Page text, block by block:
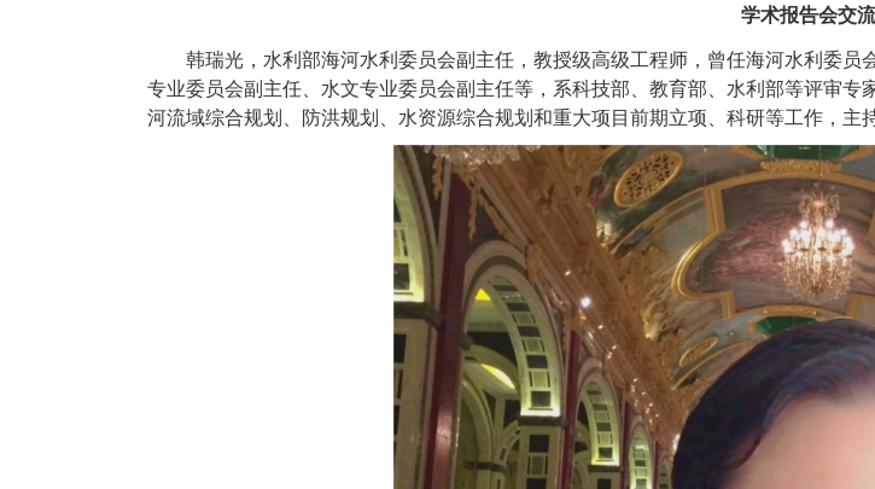
学术报告会交
韩瑞光，水利部海河水利委员会副主任，教授级高级工程师，曾任海河水利委
专业委员会副主任、水文专业委员会副主任等，系科技部、教育部、水利部等评审专
河流域综合规划、防洪规划、水资源综合规划和重大项目前期立项、科研等工作，主